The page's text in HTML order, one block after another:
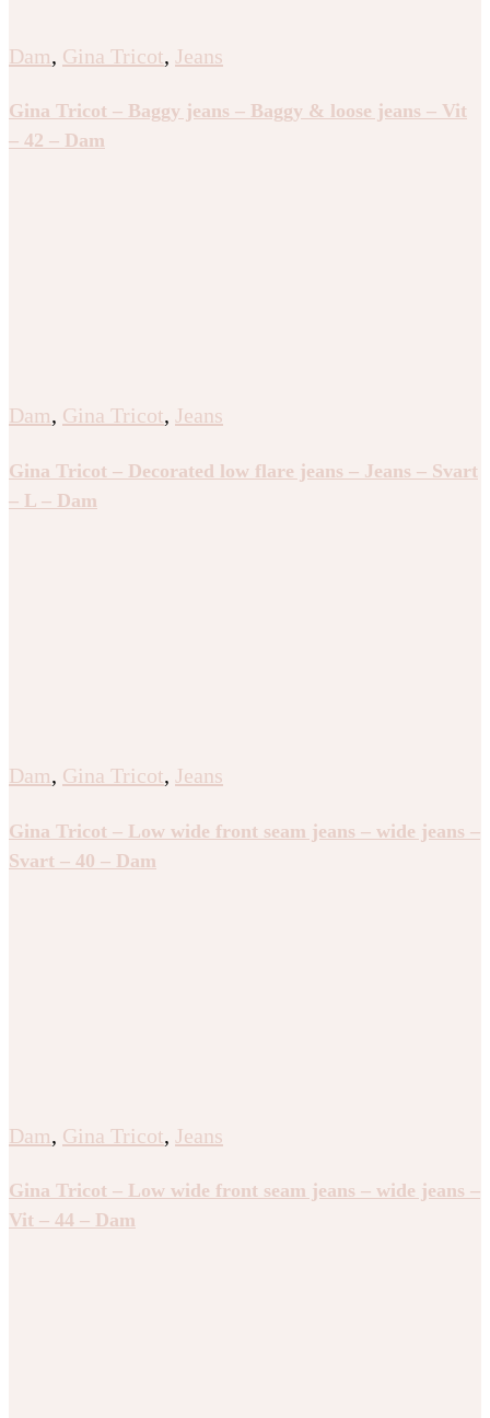
Dam, Gina Tricot, Jeans
Gina Tricot – Baggy jeans – Baggy & loose jeans – Vit
– 42 – Dam
Dam, Gina Tricot, Jeans
Gina Tricot – Decorated low flare jeans – Jeans – Svart
– L – Dam
Dam, Gina Tricot, Jeans
Gina Tricot – Low wide front seam jeans – wide jeans –
Svart – 40 – Dam
Dam, Gina Tricot, Jeans
Gina Tricot – Low wide front seam jeans – wide jeans –
Vit – 44 – Dam